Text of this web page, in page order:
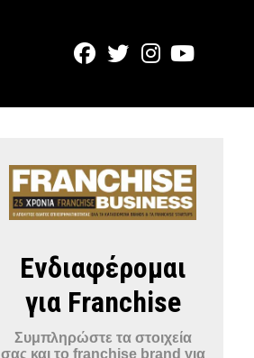
Ενδιαφέρομαι
για Franchise
Συμπληρώστε τα στοιχεία
σας και το franchise brand για